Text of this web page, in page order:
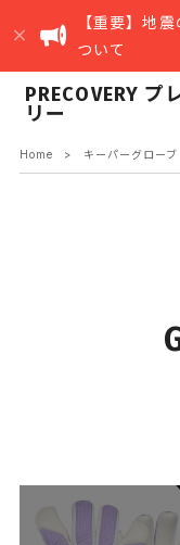
【重要】地
ついて
PRECOVERY プ
リー
Home キーパーグローブ